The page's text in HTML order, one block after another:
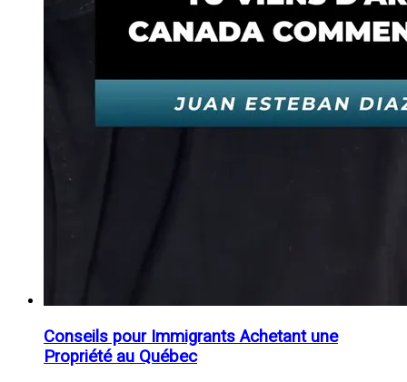
Conseils pour Immigrants Achetant une
Propriété au Québec